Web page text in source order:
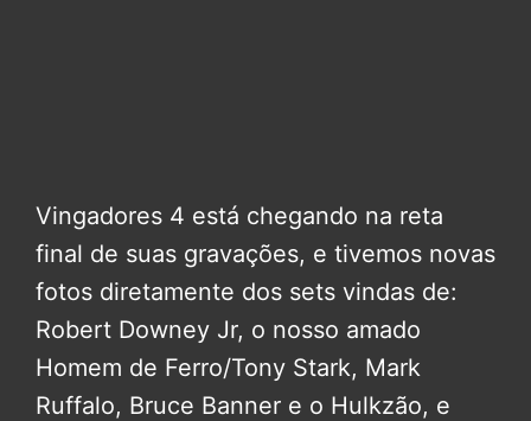
Vingadores 4 está chegando na reta
final de suas gravações, e tivemos novas
fotos diretamente dos sets vindas de:
Robert Downey Jr, o nosso amado
Homem de Ferro/Tony Stark, Mark
Ruffalo, Bruce Banner e o Hulkzão, e